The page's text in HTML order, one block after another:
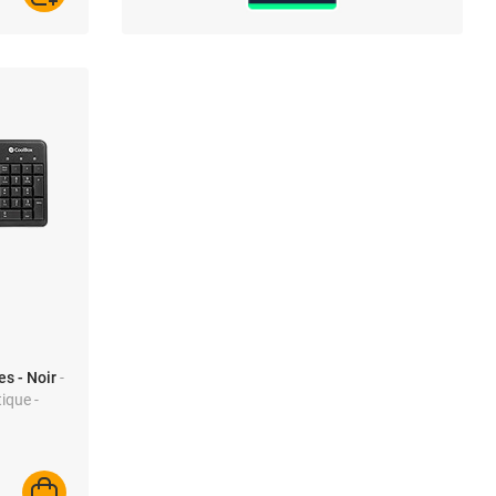
- Noir-
-